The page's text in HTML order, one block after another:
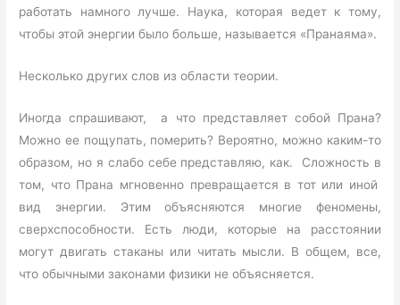
работать намного лучше. Наука, которая ведет к тому,
чтобы этой энергии было больше, называется «Пранаяма».
Несколько других слов из области теории.
Иногда спрашивают, а что представляет собой Прана?
Можно ее пощупать, померить? Вероятно, можно каким-то
образом, но я слабо себе представляю, как. Сложность в
том, что Прана мгновенно превращается в тот или иной
вид энергии. Этим объясняются многие феномены,
сверхспособности. Есть люди, которые на расстоянии
могут двигать стаканы или читать мысли. В общем, все,
что обычными законами физики не объясняется.